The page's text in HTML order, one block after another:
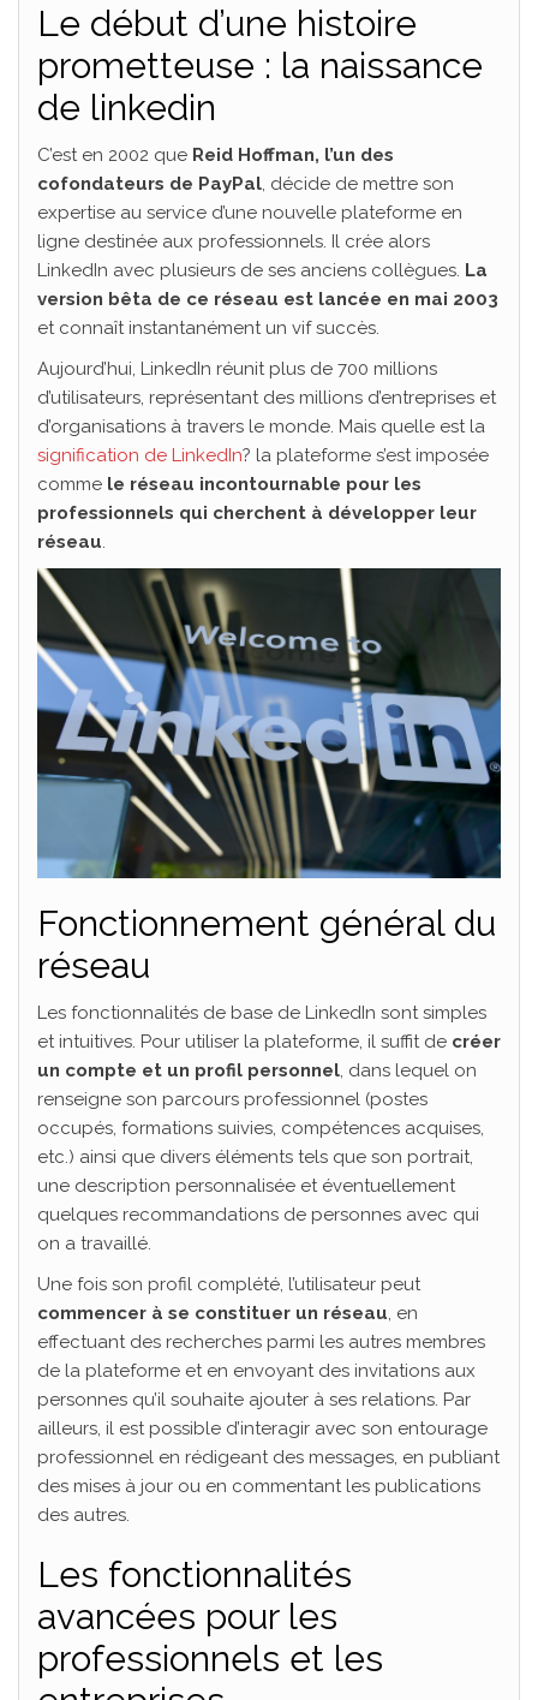
Le début d’une histoire
prometteuse : la naissance
de linkedin
C’est en 2002 que Reid Hoffman, l’un des
cofondateurs de PayPal, décide de mettre son
expertise au service d’une nouvelle plateforme en
ligne destinée aux professionnels. Il crée alors
LinkedIn avec plusieurs de ses anciens collègues. La
version bêta de ce réseau est lancée en mai 2003
et connaît instantanément un vif succès.
Aujourd’hui, LinkedIn réunit plus de 700 millions
d’utilisateurs, représentant des millions d’entreprises et
d’organisations à travers le monde. Mais quelle est la
signification de LinkedIn? la plateforme s’est imposée
comme le réseau incontournable pour les
professionnels qui cherchent à développer leur
réseau.
Fonctionnement général du
réseau
Les fonctionnalités de base de LinkedIn sont simples
et intuitives. Pour utiliser la plateforme, il suffit de créer
un compte et un profil personnel , dans lequel on
renseigne son parcours professionnel (postes
occupés, formations suivies, compétences acquises,
etc.) ainsi que divers éléments tels que son portrait,
une description personnalisée et éventuellement
quelques recommandations de personnes avec qui
on a travaillé.
Une fois son profil complété, l’utilisateur peut
commencer à se constituer un réseau , en
effectuant des recherches parmi les autres membres
de la plateforme et en envoyant des invitations aux
personnes qu’il souhaite ajouter à ses relations. Par
ailleurs, il est possible d’interagir avec son entourage
professionnel en rédigeant des messages, en publiant
des mises à jour ou en commentant les publications
des autres.
Les fonctionnalités
avancées pour les
professionnels et les